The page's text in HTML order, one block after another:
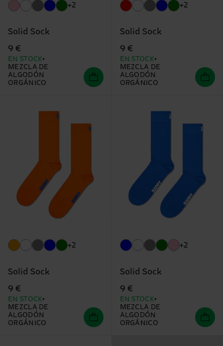
+2
Solid Sock
9 €
EN STOCK
MEZCLA DE
ALGODÓN
ORGÁNICO
+2
Solid Sock
9 €
EN STOCK
MEZCLA DE
ALGODÓN
ORGÁNICO
+2
Solid Sock
9 €
EN STOCK
MEZCLA DE
ALGODÓN
ORGÁNICO
+2
Solid Sock
9 €
EN STOCK
MEZCLA DE
ALGODÓN
ORGÁNICO